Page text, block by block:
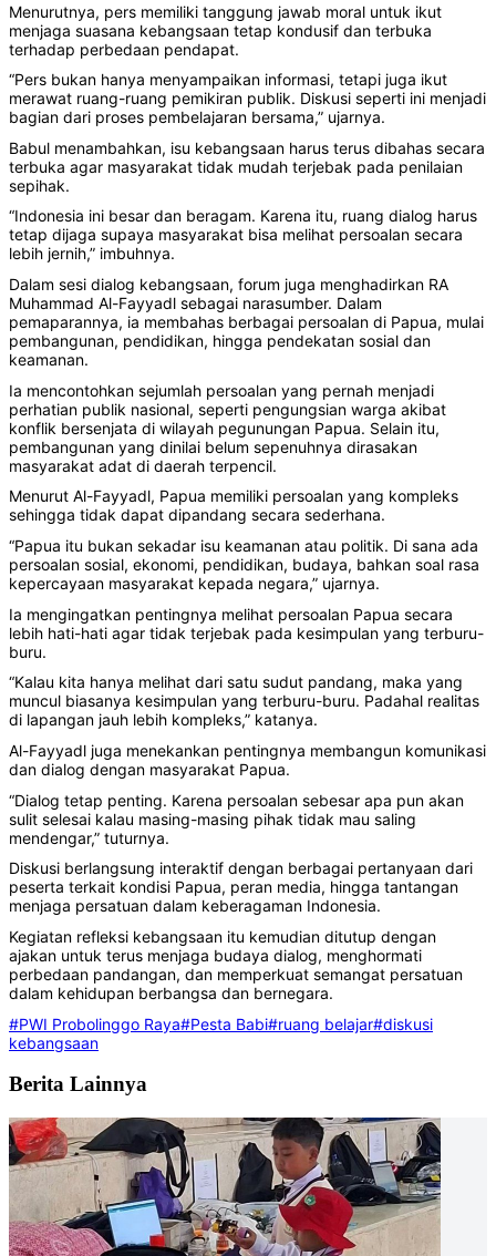
‎‎Menurutnya, pers memiliki tanggung jawab moral untuk ikut
menjaga suasana kebangsaan tetap kondusif dan terbuka
terhadap perbedaan pendapat.
‎‎“Pers bukan hanya menyampaikan informasi, tetapi juga ikut
merawat ruang-ruang pemikiran publik. Diskusi seperti ini menjadi
bagian dari proses pembelajaran bersama,” ujarnya.
‎‎Babul menambahkan, isu kebangsaan harus terus dibahas secara
terbuka agar masyarakat tidak mudah terjebak pada penilaian
sepihak.
‎‎“Indonesia ini besar dan beragam. Karena itu, ruang dialog harus
tetap dijaga supaya masyarakat bisa melihat persoalan secara
lebih jernih,” imbuhnya.
‎‎Dalam sesi dialog kebangsaan, forum juga menghadirkan RA
Muhammad Al-Fayyadl sebagai narasumber. Dalam
pemaparannya, ia membahas berbagai persoalan di Papua, mulai
pembangunan, pendidikan, hingga pendekatan sosial dan
keamanan.
‎‎Ia mencontohkan sejumlah persoalan yang pernah menjadi
perhatian publik nasional, seperti pengungsian warga akibat
konflik bersenjata di wilayah pegunungan Papua. Selain itu,
pembangunan yang dinilai belum sepenuhnya dirasakan
masyarakat adat di daerah terpencil.
‎‎Menurut Al-Fayyadl, Papua memiliki persoalan yang kompleks
sehingga tidak dapat dipandang secara sederhana.
‎‎“Papua itu bukan sekadar isu keamanan atau politik. Di sana ada
persoalan sosial, ekonomi, pendidikan, budaya, bahkan soal rasa
kepercayaan masyarakat kepada negara,” ujarnya.
‎‎Ia mengingatkan pentingnya melihat persoalan Papua secara
lebih hati-hati agar tidak terjebak pada kesimpulan yang terburu-
buru.
‎‎“Kalau kita hanya melihat dari satu sudut pandang, maka yang
muncul biasanya kesimpulan yang terburu-buru. Padahal realitas
di lapangan jauh lebih kompleks,” katanya.
‎‎Al-Fayyadl juga menekankan pentingnya membangun komunikasi
dan dialog dengan masyarakat Papua.
‎‎“Dialog tetap penting. Karena persoalan sebesar apa pun akan
sulit selesai kalau masing-masing pihak tidak mau saling
mendengar,” tuturnya.
‎‎Diskusi berlangsung interaktif dengan berbagai pertanyaan dari
peserta terkait kondisi Papua, peran media, hingga tantangan
menjaga persatuan dalam keberagaman Indonesia.
‎‎Kegiatan refleksi kebangsaan itu kemudian ditutup dengan
ajakan untuk terus menjaga budaya dialog, menghormati
perbedaan pandangan, dan memperkuat semangat persatuan
dalam kehidupan berbangsa dan bernegara.
#PWI Probolinggo Raya#Pesta Babi#ruang belajar#diskusi
kebangsaan
Berita Lainnya